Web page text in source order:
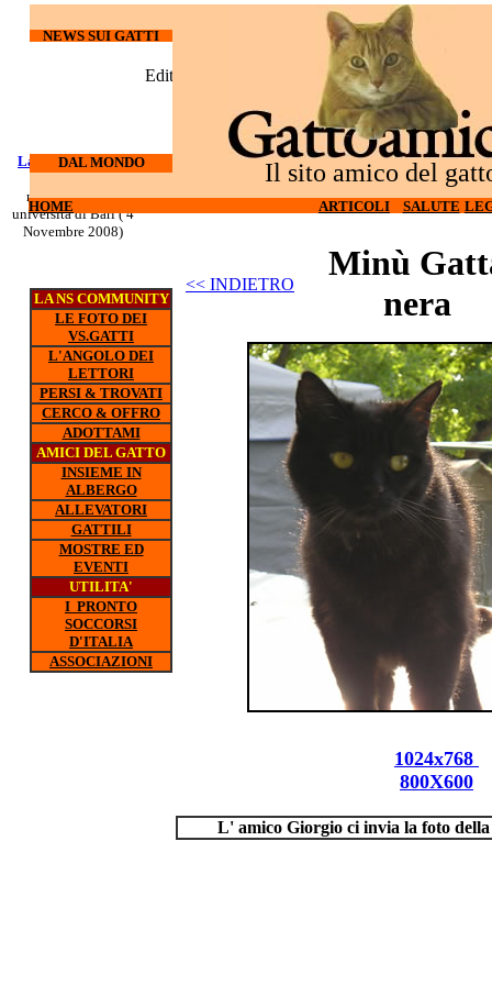
Il sito amico del
DAL MONDO
NEWS SUI GATTI
HOME ARTICOLI SALUTE
1024x768
800X600
L' amico Giorgio ci invia la foto
Minù
nera
<< INDIETRO
EditRegion3
LA NS COMMUNITY
LE FOTO DEI
VS.GATTI
L'ANGOLO DEI
LETTORI
PERSI & TROVATI
CERCO & OFFRO
ADOTTAMI
AMICI DEL GATTO
INSIEME IN
ALBERGO
ALLEVATORI
GATTILI
MOSTRE ED
EVENTI
UTILITA'
I PRONTO
SOCCORSI
D'ITALIA
ASSOCIAZIONI
Laureati su cani e
nuovo corso all'
universita di Bari ( 4
Novembre 2008)